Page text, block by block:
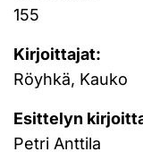
155
Kirjoittajat:
Röyhkä, Kauko
Esittelyn
Petri Anttila